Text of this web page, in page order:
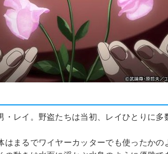
レイ。野盗たちは当初、レイひとりに
まるでワイヤーカッターでも使ったか